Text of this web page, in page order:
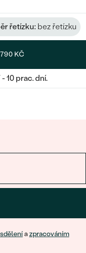
řetízku: bez řetízku
KČ
10 prac. dní.
azpracováním